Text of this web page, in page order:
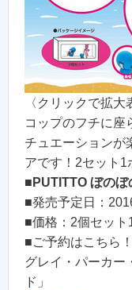
〈クリックで拡大
コップのフチに座
チュエーションが
アです！2セット1
■ PUTITTO ぼのぼ
■発売予定日：
■価格：2個セット
■ご予約はこちら！
グレイ・パーカー
ド」